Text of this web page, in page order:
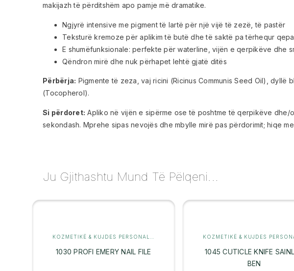
makijazh të përditshëm apo pamje më dramatike.
Ngjyrë intensive me pigment të lartë për një vijë të zezë, të pastër
Teksturë kremoze për aplikim të butë dhe të saktë pa tërhequr
E shumëfunksionale: perfekte për waterline, vijën e qerpikëve dhe
Qëndron mirë dhe nuk përhapet lehtë gjatë ditës
Përbërja: Pigmente të zeza, vaj ricini (Ricinus Communis Seed Oil),
(Tocopherol).
Si përdoret: Apliko në vijën e sipërme ose të poshtme të qerpikëve
sekondash. Mprehe sipas nevojës dhe mbylle mirë pas përdorimit; hiqe
Ju Gjithashtu Mund Të Pëlqeni...
1030 PROFI EMERY NAIL FILE
1045 CUTICLE KNIFE
BEN